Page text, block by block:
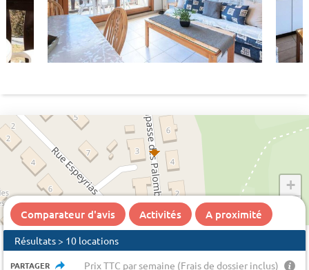
+
Comparateur d'avis Activités A proximité
Résultats > 10 locations
PARTAGER Prix TTC par semaine (Frais de dossier inclus)